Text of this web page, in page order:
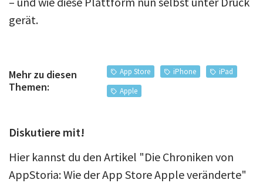
gerät.
Mehr zu diesen
Themen:
App Store iPhone
iPad
Apple
Diskutiere mit!
Hier kannst du den Artikel "Die Chroniken von
AppStoria: Wie der App Store Apple veränderte"